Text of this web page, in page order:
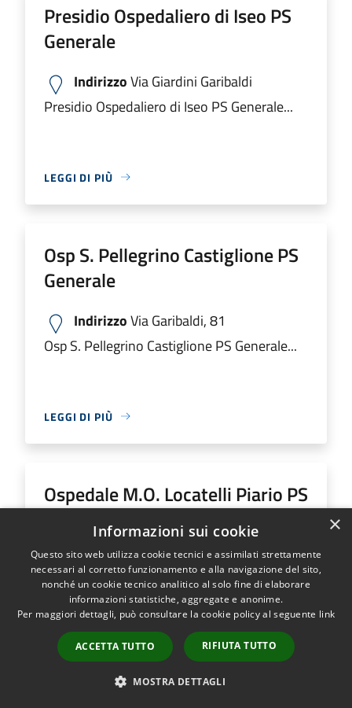
Presidio Ospedaliero di Iseo PS
Generale
IndirizzoVia Giardini Garibaldi
Presidio Ospedaliero di Iseo PS Generale...
LEGGI DI PIÙ
Osp S. Pellegrino Castiglione PS
Generale
IndirizzoVia Garibaldi, 81
Osp S. Pellegrino Castiglione PS Generale...
LEGGI DI PIÙ
Ospedale M.O. Locatelli Piario PS
Generale
IndirizzoVia Groppino, 22
Ospedale M.O. Locatelli Piario PS Generale...
LEGGI DI PIÙ
×
Informazioni sui cookie
Questo sito web utilizza cookie tecnici e assimilati strettamente
necessari al corretto funzionamento e alla navigazione del sito,
nonché un cookie tecnico analitico al solo fine di elaborare
informazioni statistiche, aggregate e anonime.
Per maggiori dettagli, può consultare la cookie policy al seguente link
ACCETTA TUTTO RIFIUTA TUTTO
MOSTRA DETTAGLI